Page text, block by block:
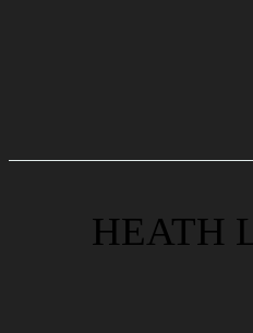
HEATH